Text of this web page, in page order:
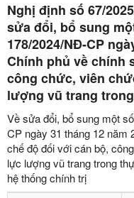
Nghị định số 67/
sửa đổi, bổ sung
178/2024/NĐ-CP
Chính phủ về chính
công chức, viên
lượng vũ trang
Về sửa đổi, bổ sung một
CP ngày 31 tháng 12 năm
chế độ đối với cán bộ,
lực lượng vũ trang trong
hệ thống chính trị